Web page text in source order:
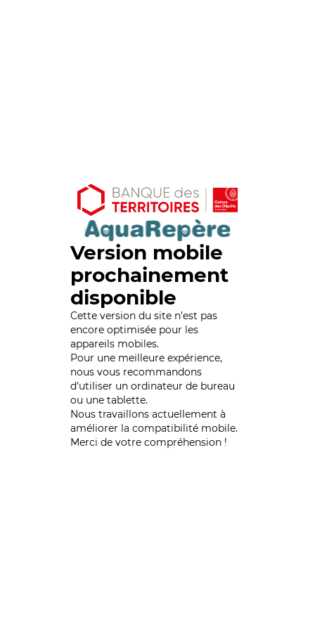
Version mobile
prochainement
disponible
Cette version du site n’est pas
encore optimisée pour les
appareils mobiles.
Pour une meilleure expérience,
nous vous recommandons
d'utiliser un ordinateur de bureau
ou une tablette.
Nous travaillons actuellement à
améliorer la compatibilité mobile.
Merci de votre compréhension !